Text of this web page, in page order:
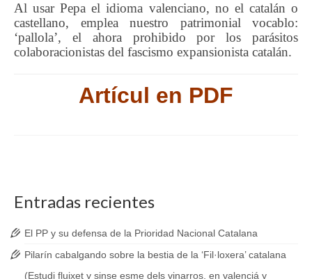
Al usar Pepa el idioma valenciano, no el catalán o
castellano, emplea nuestro patrimonial vocablo:
‘pallola’, el ahora prohibido por los parásitos
colaboracionistas del fascismo expansionista catalán.
Artícul en PDF
Entradas recientes
El PP y su defensa de la Prioridad Nacional Catalana
Pilarín cabalgando sobre la bestia de la ‘Fil·loxera’ catalana
(Estudi fluixet y sinse esme dels vinarros, en valenciá y